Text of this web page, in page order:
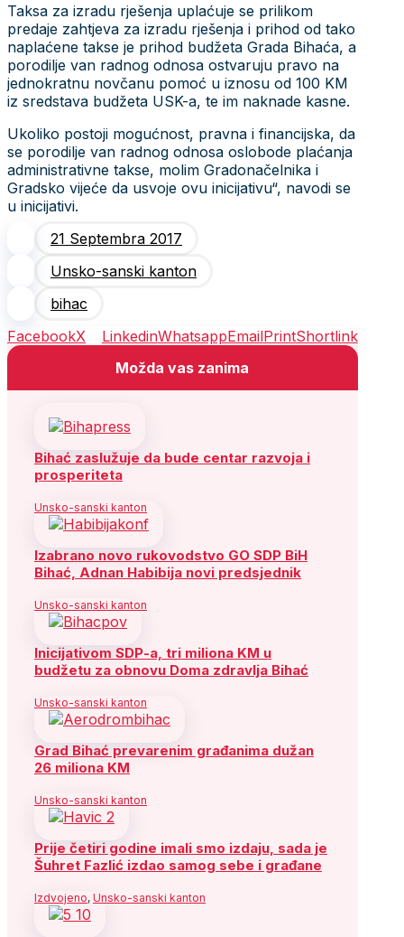
Taksa za izradu rješenja uplaćuje se prilikom
predaje zahtjeva za izradu rješenja i prihod od tako
naplaćene takse je prihod budžeta Grada Bihaća, a
porodilje van radnog odnosa ostvaruju pravo na
jednokratnu novčanu pomoć u iznosu od 100 KM
iz sredstava budžeta USK-a, te im naknade kasne.
Ukoliko postoji mogućnost, pravna i financijska, da
se porodilje van radnog odnosa oslobode plaćanja
administrativne takse, molim Gradonačelnika i
Gradsko vijeće da usvoje ovu inicijativu“, navodi se
u inicijativi.
21 Septembra 2017
Unsko-sanski kanton
bihac
FacebookX LinkedinWhatsappEmailPrintShortlink
Možda vas zanima
Bihać zaslužuje da bude centar razvoja i
prosperiteta
Unsko-sanski kanton
Izabrano novo rukovodstvo GO SDP BiH
Bihać, Adnan Habibija novi predsjednik
Unsko-sanski kanton
Inicijativom SDP-a, tri miliona KM u
budžetu za obnovu Doma zdravlja Bihać
Unsko-sanski kanton
Grad Bihać prevarenim građanima dužan
26 miliona KM
Unsko-sanski kanton
Prije četiri godine imali smo izdaju, sada je
Šuhret Fazlić izdao samog sebe i građane
Izdvojeno, Unsko-sanski kanton